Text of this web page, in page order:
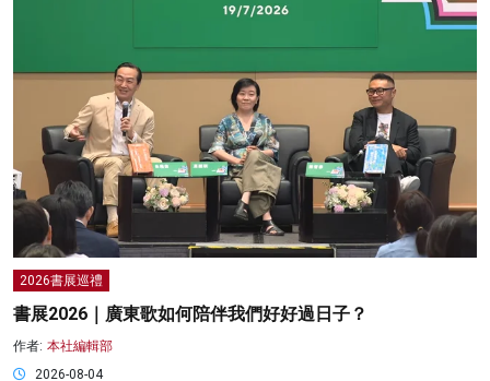
2026書展巡禮
書展2026｜廣東歌如何陪伴我們好好過日子？
作者: 本社編輯部
2026-08-04